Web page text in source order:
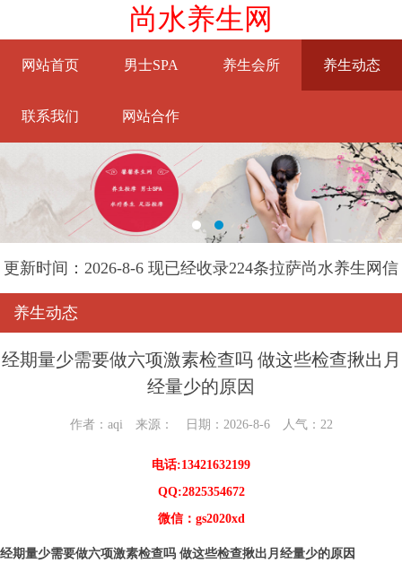
尚水养生网
网站首页 男士SPA 养生会所 养生动态
联系我们 网站合作
更新时间：2026-8-6 现已经收录224条拉萨尚水养生网信
养生动态
经期量少需要做六项激素检查吗 做这些检查揪出月
经量少的原因
作者：aqi 来源： 日期：2026-8-6 人气： 22
电话:13421632199
QQ:2825354672
微信：gs2020xd
经期量少需要做六项激素检查吗 做这些检查揪出月经量少的原因